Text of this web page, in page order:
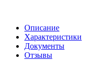
Описание
Характеристики
Документы
Отзывы